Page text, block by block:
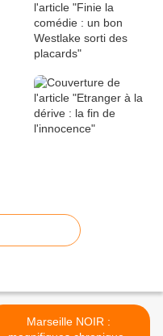
Marseille NOIR :